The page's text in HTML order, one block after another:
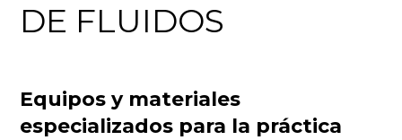
DE FLUIDOS
Equipos y materiales
especializados para la práctica